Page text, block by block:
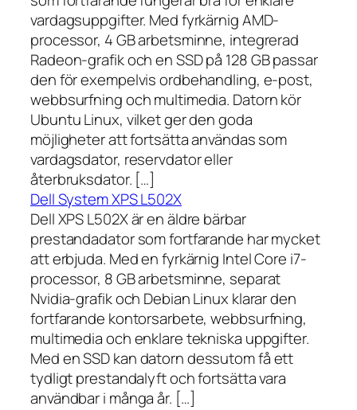
vardagsuppgifter. Med fyrkärnig AMD-
processor, 4 GB arbetsminne, integrerad
Radeon-grafik och en SSD på 128 GB passar
den för exempelvis ordbehandling, e-post,
webbsurfning och multimedia. Datorn kör
Ubuntu Linux, vilket ger den goda
möjligheter att fortsätta användas som
vardagsdator, reservdator eller
återbruksdator. […]
Dell System XPS L502X
Dell XPS L502X är en äldre bärbar
prestandadator som fortfarande har mycket
att erbjuda. Med en fyrkärnig Intel Core i7-
processor, 8 GB arbetsminne, separat
Nvidia-grafik och Debian Linux klarar den
fortfarande kontorsarbete, webbsurfning,
multimedia och enklare tekniska uppgifter.
Med en SSD kan datorn dessutom få ett
tydligt prestandalyft och fortsätta vara
användbar i många år. […]